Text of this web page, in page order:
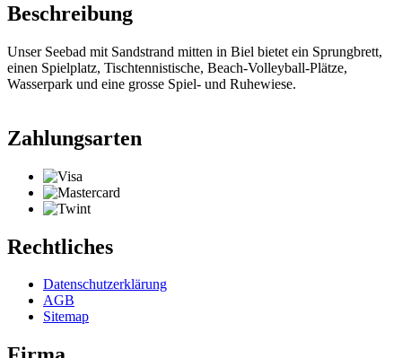
Beschreibung
Unser Seebad mit Sandstrand mitten in Biel bietet ein Sprungbrett,
einen Spielplatz, Tischtennistische, Beach-Volleyball-Plätze,
Wasserpark und eine grosse Spiel- und Ruhewiese.
Zahlungsarten
Rechtliches
Datenschutzerklärung
AGB
Sitemap